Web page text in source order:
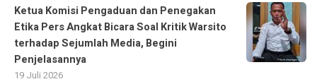
Ketua Komisi Pengaduan dan Penegakan
Etika Pers Angkat Bicara Soal Kritik Warsito
terhadap Sejumlah Media, Begini
Penjelasannya
19 Juli 2026